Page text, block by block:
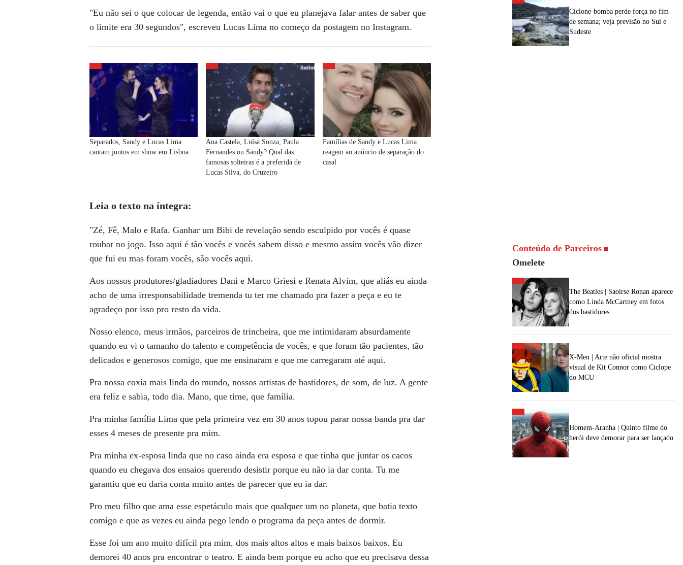
"Eu não sei o que colocar de legenda, então vai o que eu planejava falar antes de saber que
o limite era 30 segundos", escreveu Lucas Lima no começo da postagem no Instagram.
Separados, Sandy e Lucas Lima
cantam juntos em show em Lisboa
Ana Castela, Luísa Sonza, Paula
Fernandes ou Sandy? Qual das
famosas solteiras é a preferida de
Lucas Silva, do Cruzeiro
Famílias de Sandy e Lucas Lima
reagem ao anúncio de separação do
casal
Leia o texto na íntegra:
"Zé, Fê, Malo e Rafa. Ganhar um Bibi de revelação sendo esculpido por vocês é quase
roubar no jogo. Isso aqui é tão vocês e vocês sabem disso e mesmo assim vocês vão dizer
que fui eu mas foram vocês, são vocês aqui.
Aos nossos produtores/gladiadores Dani e Marco Griesi e Renata Alvim, que aliás eu ainda
acho de uma irresponsabilidade tremenda tu ter me chamado pra fazer a peça e eu te
agradeço por isso pro resto da vida.
Nosso elenco, meus irmãos, parceiros de trincheira, que me intimidaram absurdamente
quando eu vi o tamanho do talento e competência de vocês, e que foram tão pacientes, tão
delicados e generosos comigo, que me ensinaram e que me carregaram até aqui.
Pra nossa coxia mais linda do mundo, nossos artistas de bastidores, de som, de luz. A gente
era feliz e sabia, todo dia. Mano, que time, que família.
Pra minha família Lima que pela primeira vez em 30 anos topou parar nossa banda pra dar
esses 4 meses de presente pra mim.
Pra minha ex-esposa linda que no caso ainda era esposa e que tinha que juntar os cacos
quando eu chegava dos ensaios querendo desistir porque eu não ia dar conta. Tu me
garantiu que eu daria conta muito antes de parecer que eu ia dar.
Pro meu filho que ama esse espetáculo mais que qualquer um no planeta, que batia texto
comigo e que as vezes eu ainda pego lendo o programa da peça antes de dormir.
Esse foi um ano muito difícil pra mim, dos mais altos altos e mais baixos baixos. Eu
demorei 40 anos pra encontrar o teatro. E ainda bem porque eu acho que eu precisava dessa
Ciclone-bomba perde força no fim
de semana; veja previsão no Sul e
Sudeste
Conteúdo de Parceiros
Omelete
The Beatles | Saoirse Ronan aparece
como Linda McCartney em fotos
dos bastidores
X-Men | Arte não oficial mostra
visual de Kit Connor como Ciclope
do MCU
Homem-Aranha | Quinto filme do
herói deve demorar para ser lançado